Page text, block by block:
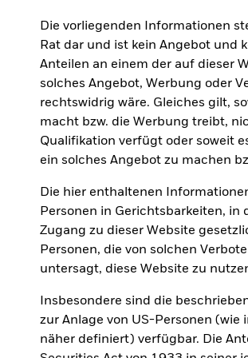
Die vorliegenden Informationen
Rat dar und ist kein Angebot und
Anteilen an einem der auf dieser
solches Angebot, Werbung oder
rechtswidrig wäre. Gleiches gilt,
macht bzw. die Werbung treibt,
Qualifikation verfügt oder soweit
ein solches Angebot zu machen
Die hier enthaltenen
Personen in Gerichtsbarkeiten,
Zugang zu dieser Website
Personen, die von solchen
untersagt, diese Website zu
Insbesondere sind die
zur Anlage von US-Personen (wie
näher definiert) verfügbar. Die
der Anlagen und die daraus entstandenen
ursprünglich investierten Betrag eventuell
Prospekts, werden Ihnen ausschließlich
des Prospekts stellt weder ein Angebot
die Anlage in dem Fonds im Hinblick auf
eine Anlage direkt über BlackRock zu
eine Investition in dieses Produkt und
verbunden. Der Wert von Anlagen und die
auf Ihre persönlichen Bedürfnisse
für Sie geeignet ist. BlackRock ist nicht in
„Fonds“) hat eine Laufzeit von
bietet begrenzte Liquidität und sollte als
oder in der Lage sind, ihr Kapital über
anzubieten. Die geeigneten Anleger
Anleger in derselben Anteilsklasse werden
sicherstellen, dass nur ein kleiner Teil
Derivate nur einsetzen, um gemäß seiner